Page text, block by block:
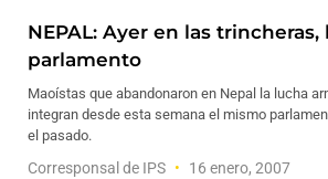
NEPAL: Ayer en las trincheras,
parlamento
Maoístas que abandonaron en Nepal la lucha
integran desde esta semana el mismo
el pasado.
Corresponsal de IPS 16 enero, 2007